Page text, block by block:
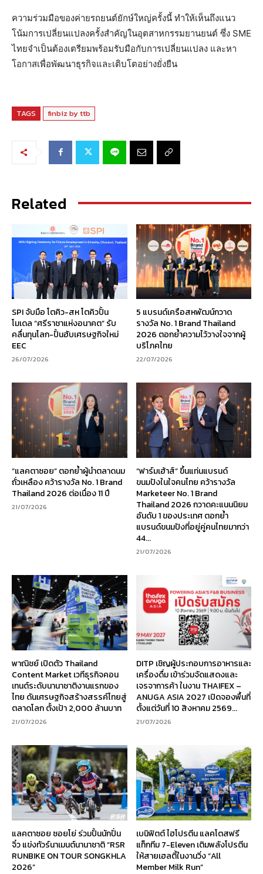
ความร่วมมือของค่ายรถยนต์ยักษ์ใหญ่ครั้งนี้ ทำให้เห็นถึงแนว
โน้มการเปลี่ยนแปลงครั้งสำคัญในอุตสาหกรรมยานยนต์ ซึ่ง SME
ไทยจำเป็นต้องเตรียมพร้อมรับมือกับการเปลี่ยนแปลง และหา
โอกาสเพื่อพัฒนาธุรกิจและเติบโตอย่างยั่งยืน
TAGS finbiz by ttb
Related
SPI จับมือ โตคิว-สห โตคิวปั้น
โมเดล “ศรีราชาแห่งอนาคต” รับ
คลื่นทุนโลก-ปั้นฮับเศรษฐกิจใหม่
EEC
26/07/2026
5 แบรนด์เครือสหพัฒน์กวาด
รางวัล No. 1 Brand Thailand
2026 ตอกย้ำความไว้วางใจจากผู้
บริโภคไทย
22/07/2026
“แลคตาซอย” ตอกย้ำผู้นำตลาดนม
ถั่วเหลือง คว้ารางวัล No. 1 Brand
Thailand 2026 ต่อเนื่อง 11 ปี
21/07/2026
“ฟาร์มเฮ้าส์” ขึ้นแท่นแบรนด์
ขนมปังในใจคนไทย คว้ารางวัล
Marketeer No. 1 Brand
Thailand 2026 กวาดคะแนนนิยม
อันดับ 1 ของประเทศ ตอกย้ำ
แบรนด์ขนมปังที่อยู่คู่คนไทยมากว่า
44...
21/07/2026
พาณิชย์ เปิดตัว Thailand
Content Market เวทีธุรกิจคอน
เทนต์ระดับนานาชาติงานแรกของ
ไทย ดันเศรษฐกิจสร้างสรรค์ไทยสู่
ตลาดโลก ตั้งเป้า 2,000 ล้านบาท
21/07/2026
DITP เชิญผู้ประกอบการอาหารและ
เครื่องดื่ม เข้าร่วมจัดแสดงและ
เจรจาการค้า ในงาน THAIFEX –
ANUGA ASIA 2027 เปิดจองพื้นที่
ตั้งแต่วันที่ 10 สิงหาคม 2569...
21/07/2026
แลคตาซอย ซอยโย่ ร่วมปั้นนักปั่น
จิ๋ว แข่งทัวร์นาเมนต์นานาชาติ “RSR
RUNBIKE ON TOUR SONGKHLA
2026”
เบนิฟิตต์ ไฮโปรตีน แลคโตสฟรี
แท็กทีม 7-Eleven เติมพลังโปรตีน
ให้สายเฮลตี้ในงานวิ่ง “All
Member Milk Run”